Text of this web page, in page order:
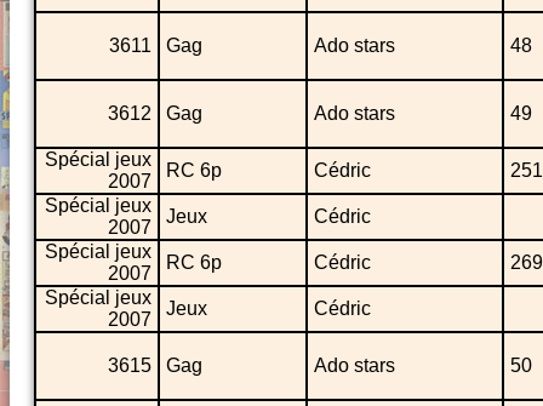
3611 Gag Ado stars 48
3612 Gag Ado stars 49
Spécial jeux
2007
RC 6p Cédric
251
Spécial jeux
2007
Jeux
Cédric
Spécial jeux
2007
RC 6p Cédric
269
Spécial jeux
2007
Jeux Cédric
3615 Gag Ado stars 50